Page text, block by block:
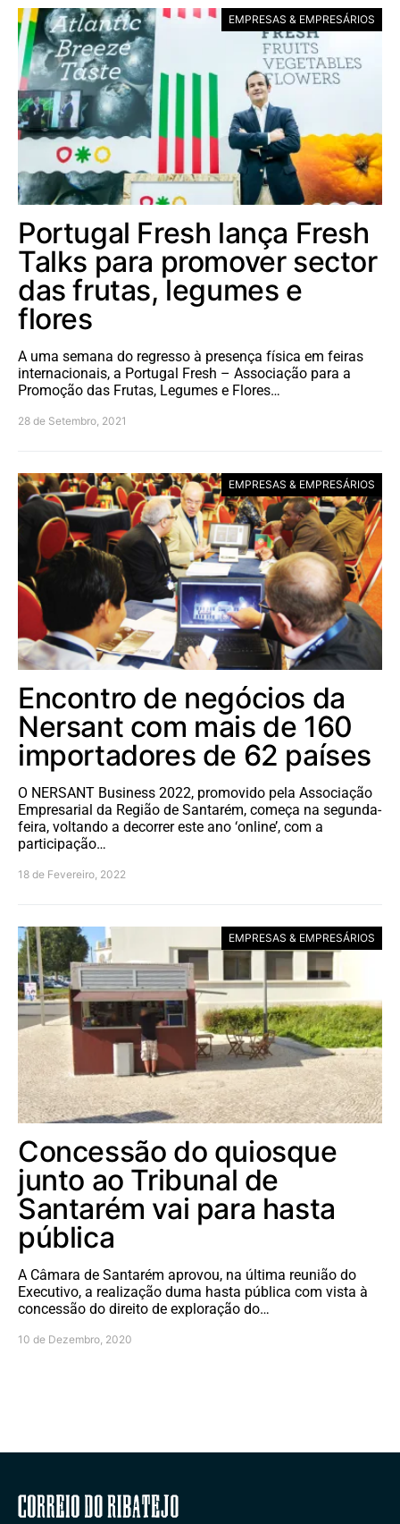
EMPRESAS & EMPRESÁRIOS
Portugal Fresh lança Fresh
Talks para promover sector
das frutas, legumes e
flores
A uma semana do regresso à presença física em feiras
internacionais, a Portugal Fresh – Associação para a
Promoção das Frutas, Legumes e Flores…
28 de Setembro, 2021
EMPRESAS & EMPRESÁRIOS
Encontro de negócios da
Nersant com mais de 160
importadores de 62 países
O NERSANT Business 2022, promovido pela Associação
Empresarial da Região de Santarém, começa na segunda-
feira, voltando a decorrer este ano ‘online’, com a
participação…
18 de Fevereiro, 2022
EMPRESAS & EMPRESÁRIOS
Concessão do quiosque
junto ao Tribunal de
Santarém vai para hasta
pública
A Câmara de Santarém aprovou, na última reunião do
Executivo, a realização duma hasta pública com vista à
concessão do direito de exploração do…
10 de Dezembro, 2020
Correio do Ribatejo